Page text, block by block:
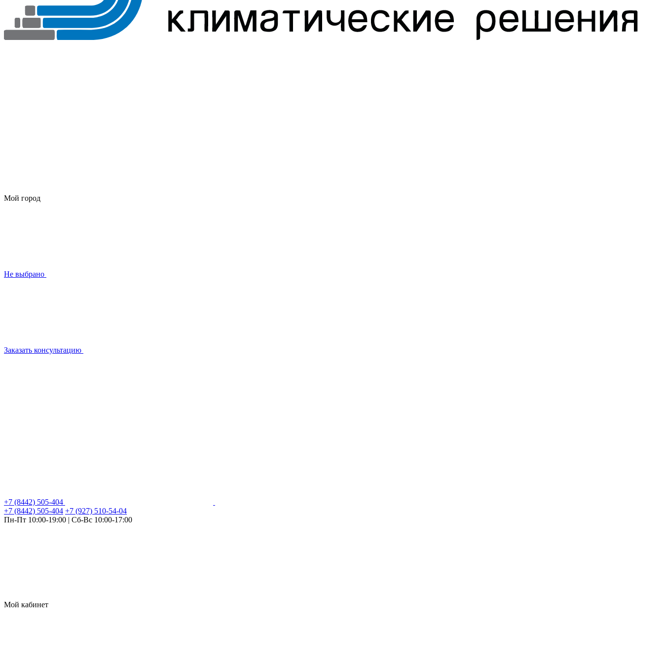
Мой город
Не выбрано
Заказать консультацию
+7 (8442) 505-404
+7 (8442) 505-404 +7 (927) 510-54-04
Пн-Пт 10:00-19:00 | Сб-Вс 10:00-17:00
Мой кабинет